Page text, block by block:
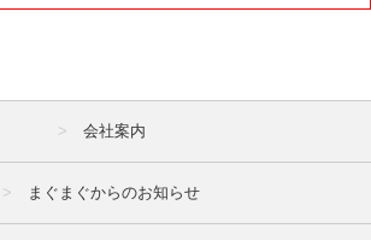
会社案内
まぐまぐからのお知らせ